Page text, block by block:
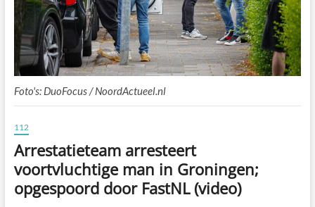
Foto's: DuoFocus / NoordActueel.nl
112
Arrestatieteam arresteert
voortvluchtige man in Groningen;
opgespoord door FastNL (video)